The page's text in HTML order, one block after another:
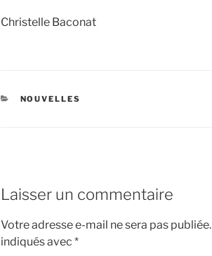
Christelle Baconat
CATÉGORIES
NOUVELLES
Laisser un commentaire
Votre adresse e-mail ne sera pas publiée.
indiqués avec *